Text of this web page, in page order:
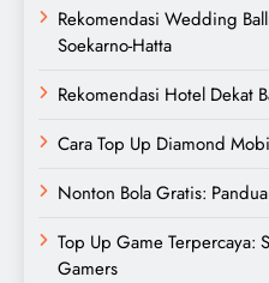
Rekomendasi Wedding
Soekarno-Hatta
Rekomendasi Hotel Dekat
Cara Top Up Diamond
Nonton Bola Gratis:
Top Up Game Terpercaya:
Gamers